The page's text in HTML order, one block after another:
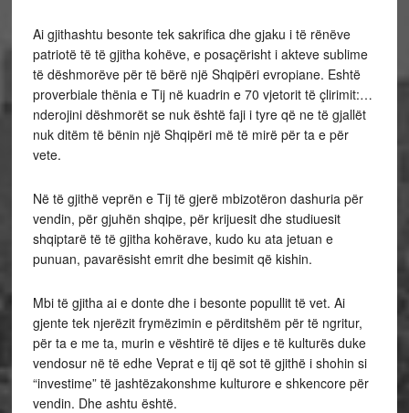
Ai gjithashtu besonte tek sakrifica dhe gjaku i të rënëve
patriotë të të gjitha kohëve, e posaçërisht i akteve sublime
të dëshmorëve për të bërë një Shqipëri evropiane. Eshtë
proverbiale thënia e Tij në kuadrin e 70 vjetorit të çlirimit:…
nderojini dëshmorët se nuk është faji i tyre që ne të gjallët
nuk ditëm të bënin një Shqipëri më të mirë për ta e për
vete.
Në të gjithë veprën e Tij të gjerë mbizotëron dashuria për
vendin, për gjuhën shqipe, për krijuesit dhe studiuesit
shqiptarë të të gjitha kohërave, kudo ku ata jetuan e
punuan, pavarësisht emrit dhe besimit që kishin.
Mbi të gjitha ai e donte dhe i besonte popullit të vet. Ai
gjente tek njerëzit frymëzimin e përditshëm për të ngritur,
për ta e me ta, murin e vështirë të dijes e të kulturës duke
vendosur në të edhe Veprat e tij që sot të gjithë i shohin si
“investime” të jashtëzakonshme kulturore e shkencore për
vendin. Dhe ashtu është.